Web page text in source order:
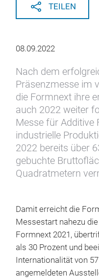
TEILEN
08.09.2022
Nach dem
Präsenzmesse im
die Formnext ihre
auch 2022 weiter
Messe für Additive
industrielle
2022 bereits über
gebuchte
Quadratmetern
Damit erreicht die
Messestart nahezu
Formnext 2021,
als 30 Prozent und
Internationalität von
angemeldeten